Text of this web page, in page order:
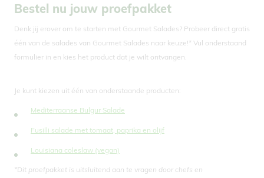
Bestel nu jouw proefpakket
Denk jij erover om te starten met Gourmet Salades? Probeer direct gratis
één van de salades van Gourmet Salades naar keuze!* Vul onderstaand
formulier in en kies het product dat je wilt ontvangen.
Je kunt kiezen uit één van onderstaande producten:
Mediterraanse Bulgur Salade
Fusilli salade met tomaat, paprika en olijf
Louisiana coleslaw (vegan)
*Dit proefpakket is uitsluitend aan te vragen door chefs en